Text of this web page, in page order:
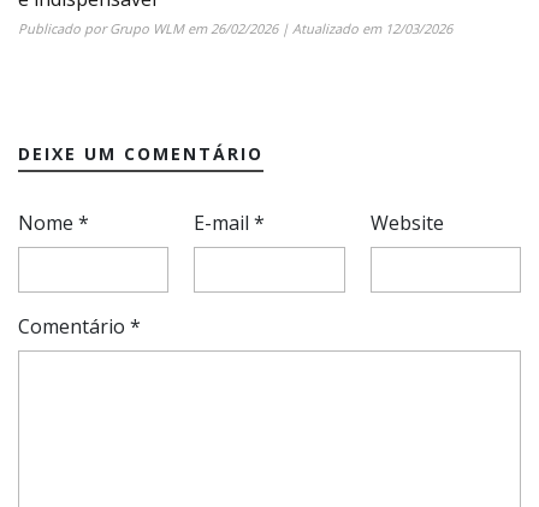
Publicado porGrupo WLMem26/02/2026| Atualizado em 12/03/2026
DEIXE UM COMENTÁRIO
Nome * E-mail* Website
Comentário *